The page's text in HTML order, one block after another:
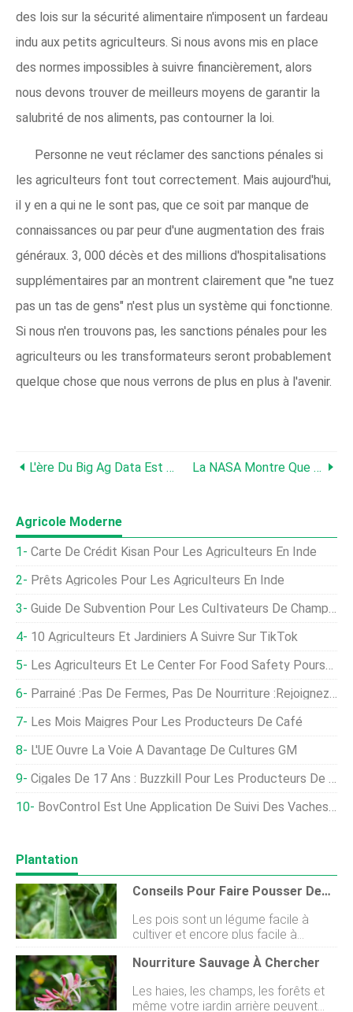
des lois sur la sécurité alimentaire n'imposent un fardeau
indu aux petits agriculteurs. Si nous avons mis en place
des normes impossibles à suivre financièrement, alors
nous devons trouver de meilleurs moyens de garantir la
salubrité de nos aliments, pas contourner la loi.
Personne ne veut réclamer des sanctions pénales si
les agriculteurs font tout correctement. Mais aujourd'hui,
il y en a qui ne le sont pas, que ce soit par manque de
connaissances ou par peur d'une augmentation des frais
généraux. 3, 000 décès et des millions d'hospitalisations
supplémentaires par an montrent clairement que "ne tuez
pas un tas de gens" n'est plus un système qui fonctionne.
Si nous n'en trouvons pas, les sanctions pénales pour les
agriculteurs ou les transformateurs seront probablement
quelque chose que nous verrons de plus en plus à l'avenir.
L'ère Du Big Ag Data Est Arrivée La NASA Montre Que La Ceinture De Maïs Américaine Brille Littéralement De Productivité
Agricole Moderne
Carte De Crédit Kisan Pour Les Agriculteurs En Inde
Prêts Agricoles Pour Les Agriculteurs En Inde
Guide De Subvention Pour Les Cultivateurs De Champignons En Inde
10 Agriculteurs Et Jardiniers À Suivre Sur TikTok
Les Agriculteurs Et Le Center For Food Safety Poursuivent L'USDA Pour La Culture Hydroponique Biologique
Parrainé :pas De Fermes, Pas De Nourriture :rejoignez Le Mouvement
Les Mois Maigres Pour Les Producteurs De Café
L'UE Ouvre La Voie À Davantage De Cultures GM
Cigales De 17 Ans : Buzzkill Pour Les Producteurs De Bleuets
BovControl Est Une Application De Suivi Des Vaches Pour Les Agriculteurs
Plantation
Conseils Pour Faire Pousser Des Pois Dans Votre Jardin
Les pois sont un légume facile à
cultiver et encore plus facile à
déguster avec vos repas. Utilisez
nos conseils pour faire pousser des
Lorsque vous envisagez de cultiver
Nourriture Sauvage À Chercher
Les haies, les champs, les forêts et
même votre jardin arrière peuvent